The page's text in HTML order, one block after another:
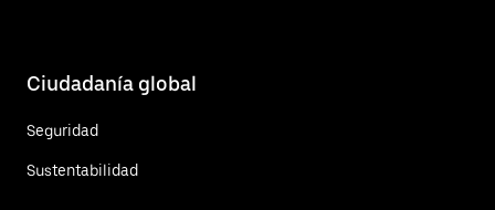
Ciudadanía global
Seguridad
Sustentabilidad